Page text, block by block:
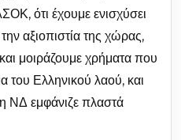
ότι έχουμε ενισχύσει
αξιοπιστία της χώρας,
μοιράζουμε χρήματα που
του Ελληνικού λαού, και
ΝΔ εμφάνιζε πλαστά